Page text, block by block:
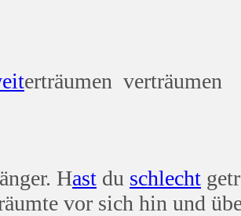
erträumen verträumen
Hast du schlecht
vor sich hin und